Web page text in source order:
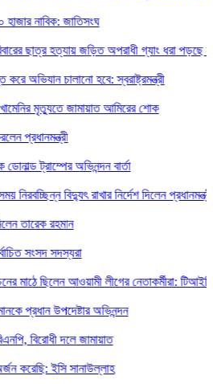
জাতিসংঘ
হত্যায় জড়িত অপরাধী গ্যাং ধরা পড়ছে না
হবে: স্বরাষ্ট্রমন্ত্রী
জামায়াত আমিরের শোক
অভিনন্দন বার্তা
রাখার নির্দেশ দিলেন প্রধানমন্ত্রী
আওয়ামী লীগের নেতাকর্মীরা: টিআইবি
অভিনন্দন
দলে জামায়াত
সানাউল্লাহ